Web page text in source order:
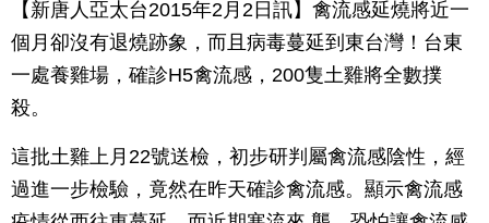
【新唐人亞太台2015年2月2日訊】禽流感延燒將近一
個月卻沒有退燒跡象，而且病毒蔓延到東台灣！台東
一處養雞場，確診H5禽流感，200隻土雞將全數撲
殺。
這批土雞上月22號送檢，初步研判屬禽流感陰性，經
過進一步檢驗，竟然在昨天確診禽流感。顯示禽流感